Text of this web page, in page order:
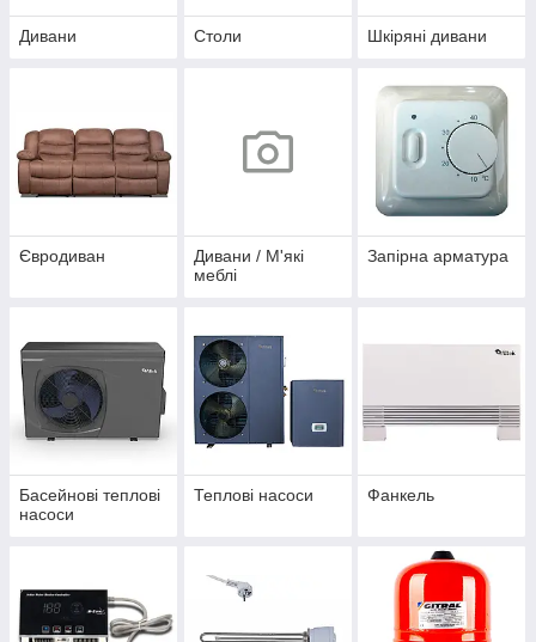
Дивани Столи Шкіряні дивани
Євродиван
Дивани / М'які
меблі
Запірна арматура
Басейнові теплові
насоси
Теплові насоси Фанкель